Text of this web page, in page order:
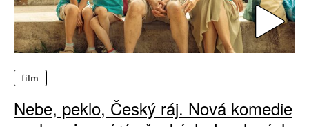
film
Nebe, peklo, Český ráj. Nová komedie